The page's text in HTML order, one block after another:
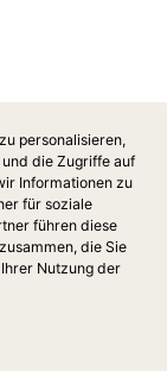
personalisieren,
die Zugriffe auf
Informationen zu
für soziale
führen diese
die Sie
Nutzung der